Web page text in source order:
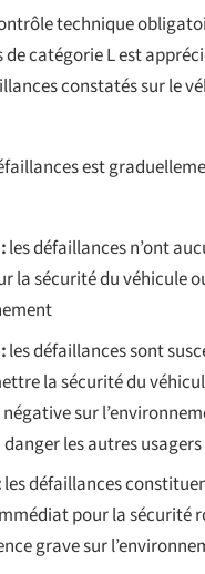
technique
catégorie L est
constatés sur le
est
les défaillances n’ont
la sécurité du véhicule
les défaillances sont
la sécurité du
sur
les autres
les défaillances
pour la sécurité
grave sur